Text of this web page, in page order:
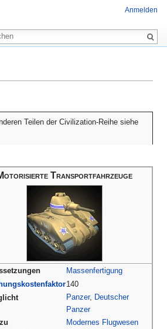
Teilen der Civilization-Reihe siehe
Transportfahrzeuge
Massenfertigung
140
Panzer, Deutscher
Panzer
Modernes Flugwesen
Anmelden